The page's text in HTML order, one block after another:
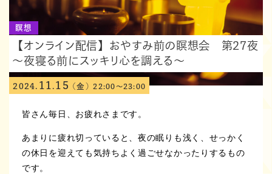
瞑想
【オンライン配信】おやすみ前の瞑想会 第27夜
～夜寝る前にスッキリ心を調える～
2024. 11 . 15 (金) 22:00～23:00
皆さん毎日、お疲れさまです。
あまりに疲れ切っていると、夜の眠りも浅く、せっかく
の休日を迎えても気持ちよく過ごせなかったりするもの
です。